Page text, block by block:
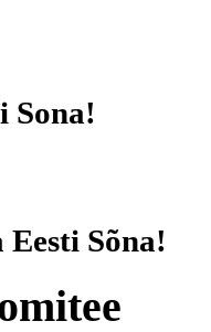
Sona!
Eesti Sõna!